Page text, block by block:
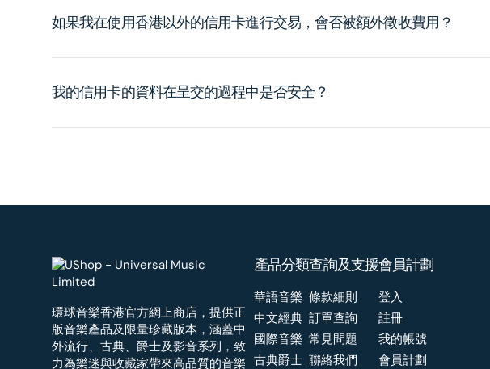
如果我在使用香港以外的信用卡進行交易，會否被額外徵收費用？
我的信用卡的資料在呈交的過程中是否安全？
環球音樂香港官方網上商店，提供正
版音樂產品及限量珍藏版本，涵蓋中
外流行、古典、爵士及影音系列，致
力為樂迷與收藏家帶來高品質的音樂
產品分類
華語音樂
中文經典
國際音樂
古典爵士
查詢及支援
條款細則
訂單查詢
常見問題
聯絡我們
會員計劃
登入
註冊
我的帳號
會員計劃